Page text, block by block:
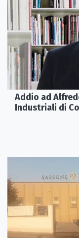
Addio ad
Industriali di